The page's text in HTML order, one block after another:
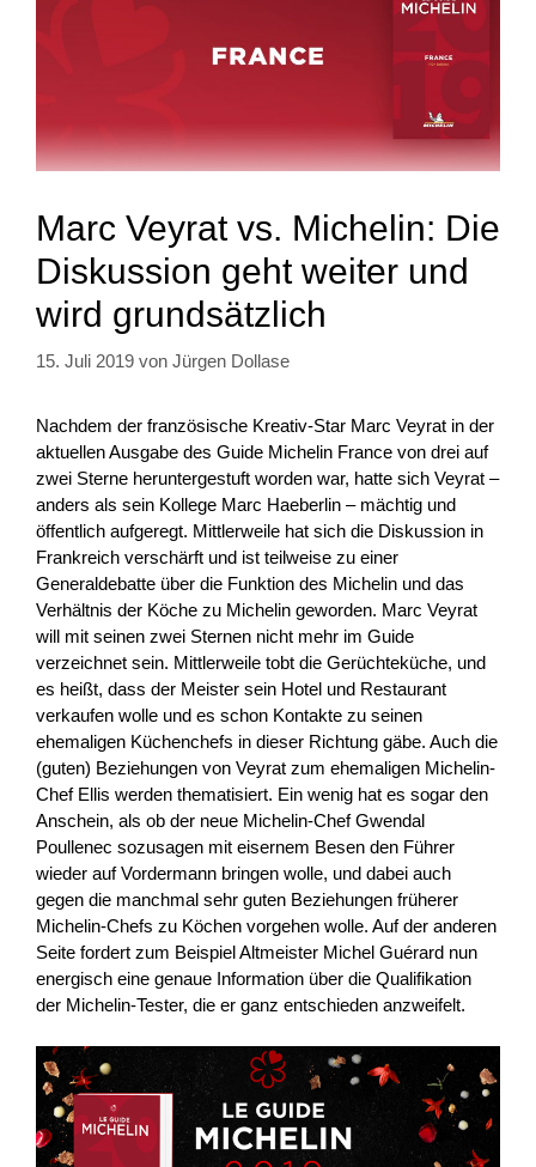
Marc Veyrat vs. Michelin: Die
Diskussion geht weiter und
wird grundsätzlich
15. Juli 2019 von Jürgen Dollase
Nachdem der französische Kreativ-Star Marc Veyrat in der
aktuellen Ausgabe des Guide Michelin France von drei auf
zwei Sterne heruntergestuft worden war, hatte sich Veyrat –
anders als sein Kollege Marc Haeberlin – mächtig und
öffentlich aufgeregt. Mittlerweile hat sich die Diskussion in
Frankreich verschärft und ist teilweise zu einer
Generaldebatte über die Funktion des Michelin und das
Verhältnis der Köche zu Michelin geworden. Marc Veyrat
will mit seinen zwei Sternen nicht mehr im Guide
verzeichnet sein. Mittlerweile tobt die Gerüchteküche, und
es heißt, dass der Meister sein Hotel und Restaurant
verkaufen wolle und es schon Kontakte zu seinen
ehemaligen Küchenchefs in dieser Richtung gäbe. Auch die
(guten) Beziehungen von Veyrat zum ehemaligen Michelin-
Chef Ellis werden thematisiert. Ein wenig hat es sogar den
Anschein, als ob der neue Michelin-Chef Gwendal
Poullenec sozusagen mit eisernem Besen den Führer
wieder auf Vordermann bringen wolle, und dabei auch
gegen die manchmal sehr guten Beziehungen früherer
Michelin-Chefs zu Köchen vorgehen wolle. Auf der anderen
Seite fordert zum Beispiel Altmeister Michel Guérard nun
energisch eine genaue Information über die Qualifikation
der Michelin-Tester, die er ganz entschieden anzweifelt.